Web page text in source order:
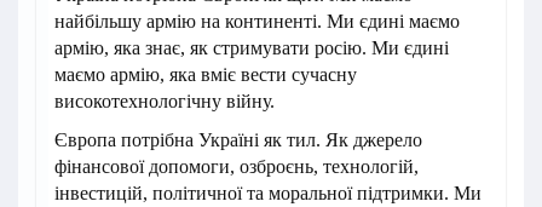
найбільшу армію на континенті. Ми єдині маємо
армію, яка знає, як стримувати росію. Ми єдині
маємо армію, яка вміє вести сучасну
високотехнологічну війну.
Європа потрібна Україні як тил. Як джерело
фінансової допомоги, озброєнь, технологій,
інвестицій, політичної та моральної підтримки. Ми